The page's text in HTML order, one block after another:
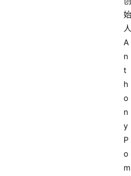
始
人
A
n
t
h
o
n
y
P
o
m